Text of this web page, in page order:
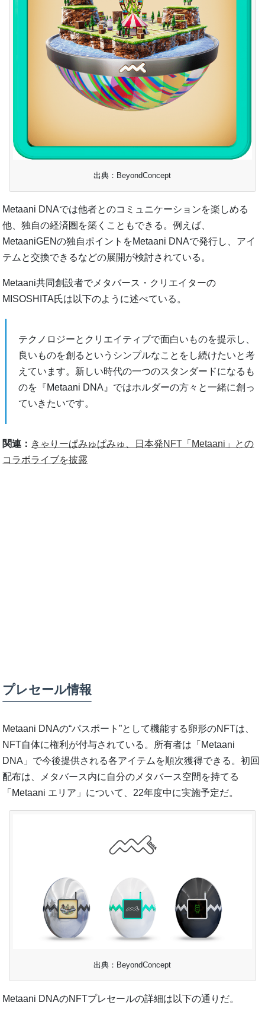
出典：BeyondConcept
Metaani DNAでは他者とのコミュニケーションを楽しめる
他、独自の経済圏を築くこともできる。例えば、
MetaaniGENの独自ポイントをMetaani DNAで発行し、アイ
テムと交換できるなどの展開が検討されている。
Metaani共同創設者でメタバース・クリエイターの
MISOSHITA氏は以下のように述べている。
テクノロジーとクリエイティブで面白いものを提示し、
良いものを創るというシンプルなことをし続けたいと考
えています。新しい時代の一つのスタンダードになるも
のを『Metaani DNA』ではホルダーの方々と一緒に創っ
ていきたいです。
関連： きゃりーぱみゅぱみゅ、日本発NFT「Metaani」との
コラボライブを披露
プレセール情報
Metaani DNAの“パスポート”として機能する卵形のNFTは、
NFT自体に権利が付与されている。所有者は「Metaani
DNA」で今後提供される各アイテムを順次獲得できる。初回
配布は、メタバース内に自分のメタバース空間を持てる
「Metaani エリア」について、22年度中に実施予定だ。
出典：BeyondConcept
Metaani DNAのNFTプレセールの詳細は以下の通りだ。